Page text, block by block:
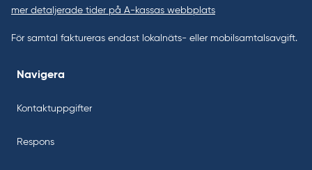
mer detaljerade tider på A-kassas webbplats
För samtal faktureras endast lokalnäts- eller mobilsamtalsavgift.
Navigera
Kontaktuppgifter
Respons